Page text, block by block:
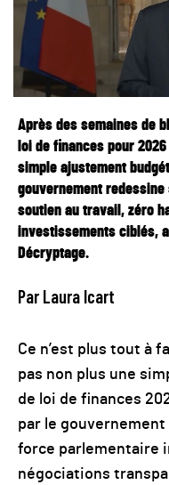
Après des semaines de
loi de finances pour
simple ajustement
gouvernement redessine
soutien au travail, zéro
investissements ciblés,
Décryptage.
Par Laura Icart
Ce n’est plus tout à
pas non plus une
de loi de finances
par le
force parlementaire
négociations